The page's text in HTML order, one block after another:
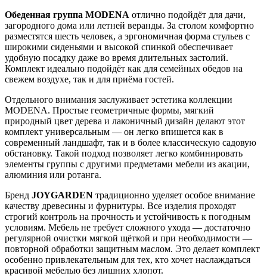
Обеденная группа MODENA отлично подойдёт для дачи,
загородного дома или летней веранды. За столом комфортно
разместятся шесть человек, а эргономичная форма стульев с
широкими сиденьями и высокой спинкой обеспечивает
удобную посадку даже во время длительных застолий.
Комплект идеально подойдёт как для семейных обедов на
свежем воздухе, так и для приёма гостей.
Отдельного внимания заслуживает эстетика коллекции
MODENA. Простые геометричные формы, мягкий
природный цвет дерева и лаконичный дизайн делают этот
комплект универсальным — он легко впишется как в
современный ландшафт, так и в более классическую садовую
обстановку. Такой подход позволяет легко комбинировать
элементы группы с другими предметами мебели из акации,
алюминия или ротанга.
Бренд JOYGARDEN традиционно уделяет особое внимание
качеству древесины и фурнитуры. Все изделия проходят
строгий контроль на прочность и устойчивость к погодным
условиям. Мебель не требует сложного ухода — достаточно
регулярной очистки мягкой щёткой и при необходимости —
повторной обработки защитным маслом. Это делает комплект
особенно привлекательным для тех, кто хочет наслаждаться
красивой мебелью без лишних хлопот.